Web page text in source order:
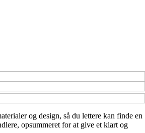
og design, så du lettere kan finde en
opsummeret for at give et klart og